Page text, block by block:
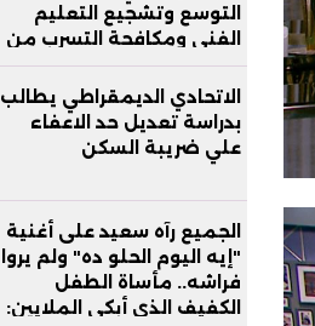
التوسع وتشجيع التعليم
الفني ومكافحة التسرب من
التعليم
الاتحادي الديمقراطي يطالب
بدراسة تعديل حد الاعفاء
علي ضريبة السكن
الجميع رآه سعيد على أغنية
"إيه اليوم الحلو ده" ولم يروا
فراشه.. مأساة الطفل
الكفيف الذي أبكى الملايين: